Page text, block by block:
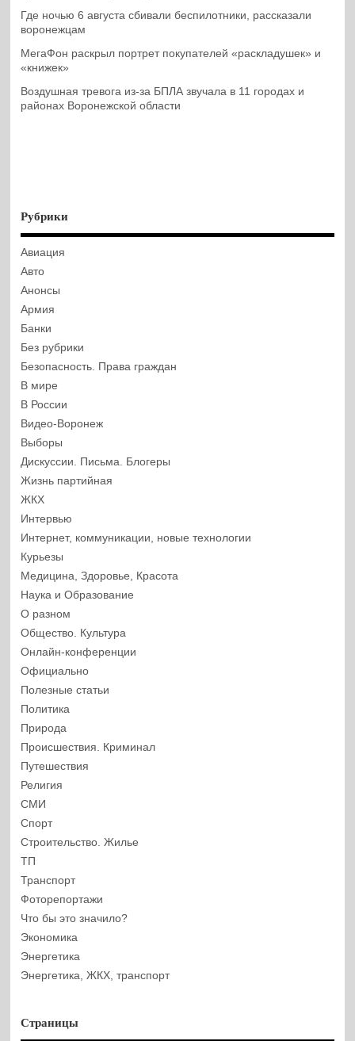
Где ночью 6 августа сбивали беспилотники, рассказали
воронежцам
МегаФон раскрыл портрет покупателей «раскладушек» и
«книжек»
Воздушная тревога из-за БПЛА звучала в 11 городах и
районах Воронежской области
Рубрики
Авиация
Авто
Анонсы
Армия
Банки
Без рубрики
Безопасность. Права граждан
В мире
В России
Видео-Воронеж
Выборы
Дискуссии. Письма. Блогеры
Жизнь партийная
ЖКХ
Интервью
Интернет, коммуникации, новые технологии
Курьезы
Медицина, Здоровье, Красота
Наука и Образование
О разном
Общество. Культура
Онлайн-конференции
Официально
Полезные статьи
Политика
Природа
Происшествия. Криминал
Путешествия
Религия
СМИ
Спорт
Строительство. Жилье
ТП
Транспорт
Фоторепортажи
Что бы это значило?
Экономика
Энергетика
Энергетика, ЖКХ, транспорт
Страницы